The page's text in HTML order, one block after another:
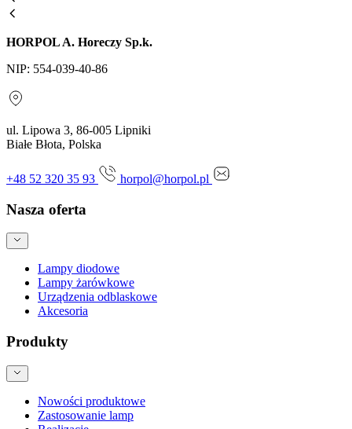
HORPOL A. Horeczy Sp.k.
NIP: 554-039-40-86
ul. Lipowa 3, 86-005 Lipniki
Białe Błota, Polska
+48 52 320 35 93 horpol@horpol.pl
Nasza oferta
Lampy diodowe
Lampy żarówkowe
Urządzenia odblaskowe
Akcesoria
Produkty
Nowości produktowe
Zastosowanie lamp